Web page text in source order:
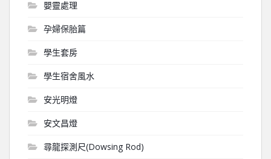
嬰靈處理
孕婦保胎篇
學生套房
學生宿舍風水
安光明燈
安文昌燈
尋龍探測尺(Dowsing Rod)